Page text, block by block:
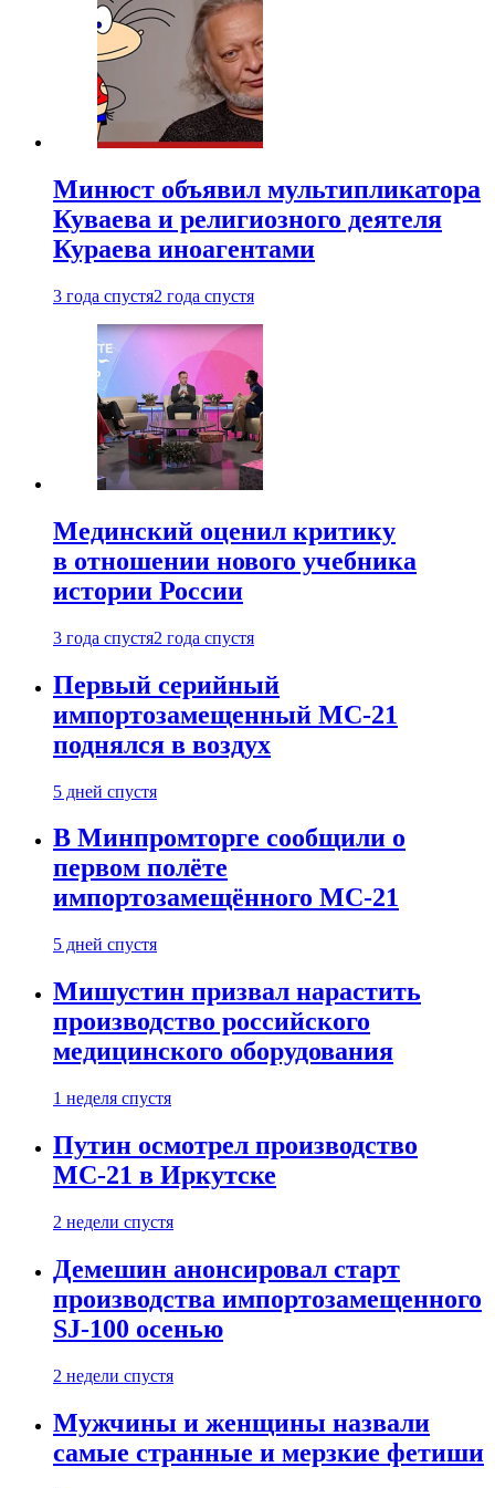
Минюст объявил мультипликатора
Куваева и религиозного деятеля
Кураева иноагентами
3 года спустя2 года спустя
Мединский оценил критику
в отношении нового учебника
истории России
3 года спустя2 года спустя
Первый серийный
импортозамещенный МС-21
поднялся в воздух
5 дней спустя
В Минпромторге сообщили о
первом полёте
импортозамещённого МС-21
5 дней спустя
Мишустин призвал нарастить
производство российского
медицинского оборудования
1 неделя спустя
Путин осмотрел производство
МС-21 в Иркутске
2 недели спустя
Демешин анонсировал старт
производства импортозамещенного
SJ-100 осенью
2 недели спустя
Мужчины и женщины назвали
самые странные и мерзкие фетиши